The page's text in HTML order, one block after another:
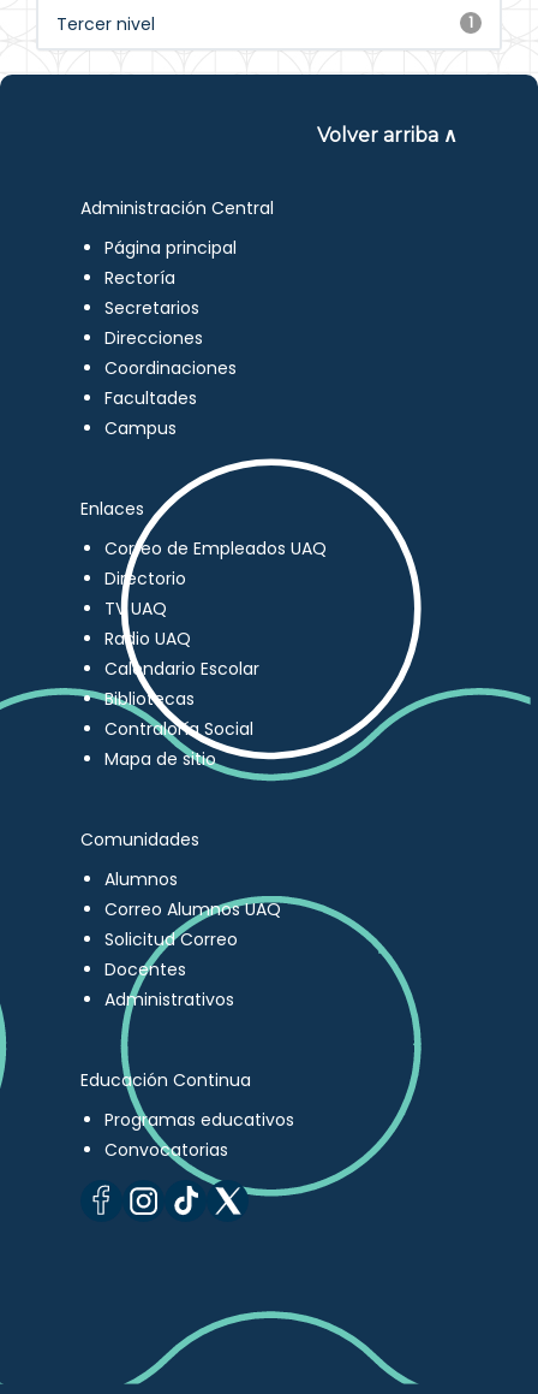
1
Tercer nivel
Volver arriba ∧
Administración Central
Página principal
Rectoría
Secretarios
Direcciones
Coordinaciones
Facultades
Campus
Enlaces
Correo de Empleados UAQ
Directorio
TV UAQ
Radio UAQ
Calendario Escolar
Bibliotecas
Contraloría Social
Mapa de sitio
Comunidades
Alumnos
Correo Alumnos UAQ
Solicitud Correo
Docentes
Administrativos
Educación Continua
Programas educativos
Convocatorias